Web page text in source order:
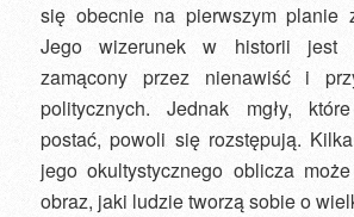
się obecnie na pierwszym planie
Jego wizerunek w historii jest
zamącony przez nienawiść i
politycznych. Jednak mgły,
postać, powoli się rozstępują.
jego okultystycznego oblicza
obraz, jaki ludzie tworzą sobie o